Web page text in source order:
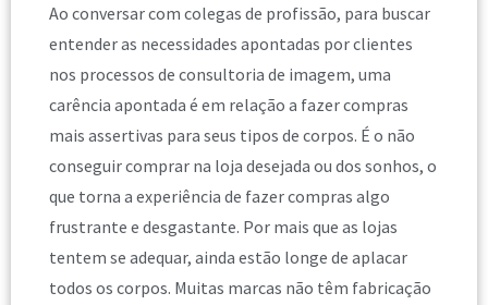
Ao conversar com colegas de profissão, para buscar
entender as necessidades apontadas por clientes
nos processos de consultoria de imagem, uma
carência apontada é em relação a fazer compras
mais assertivas para seus tipos de corpos. É o não
conseguir comprar na loja desejada ou dos sonhos, o
que torna a experiência de fazer compras algo
frustrante e desgastante. Por mais que as lojas
tentem se adequar, ainda estão longe de aplacar
todos os corpos. Muitas marcas não têm fabricação